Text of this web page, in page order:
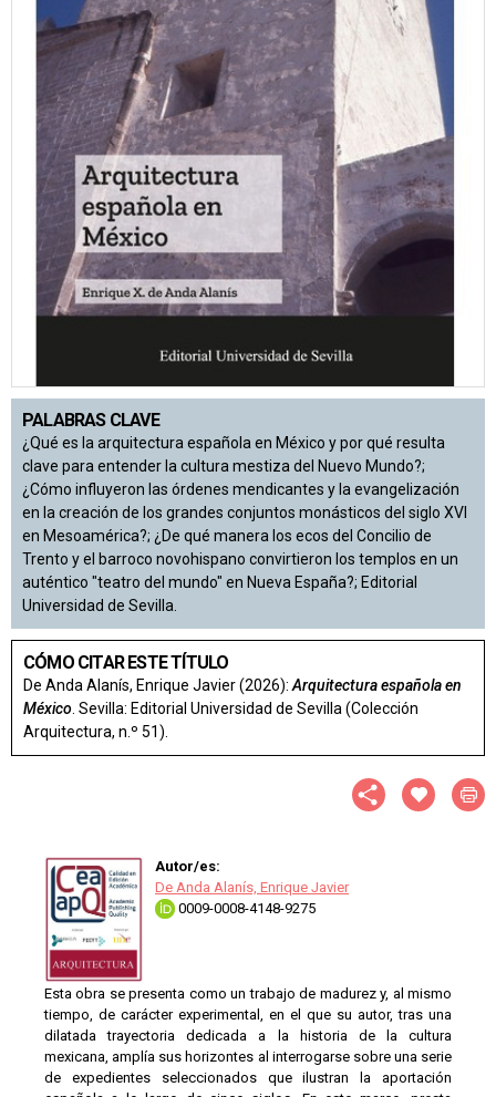
PALABRAS CLAVE
¿Qué es la arquitectura española en México y por qué resulta
clave para entender la cultura mestiza del Nuevo Mundo?;
¿Cómo influyeron las órdenes mendicantes y la evangelización
en la creación de los grandes conjuntos monásticos del siglo XVI
en Mesoamérica?; ¿De qué manera los ecos del Concilio de
Trento y el barroco novohispano convirtieron los templos en un
auténtico "teatro del mundo" en Nueva España?; Editorial
Universidad de Sevilla.
CÓMO CITAR ESTE TÍTULO
De Anda Alanís, Enrique Javier (2026): Arquitectura española en
México . Sevilla: Editorial Universidad de Sevilla (Colección
Arquitectura, n.º 51).
Autor/es:
De Anda Alanís, Enrique Javier
0009-0008-4148-9275
Esta obra se presenta como un trabajo de madurez y, al mismo
tiempo, de carácter experimental, en el que su autor, tras una
dilatada trayectoria dedicada a la historia de la cultura
mexicana, amplía sus horizontes al interrogarse sobre una serie
de expedientes seleccionados que ilustran la aportación